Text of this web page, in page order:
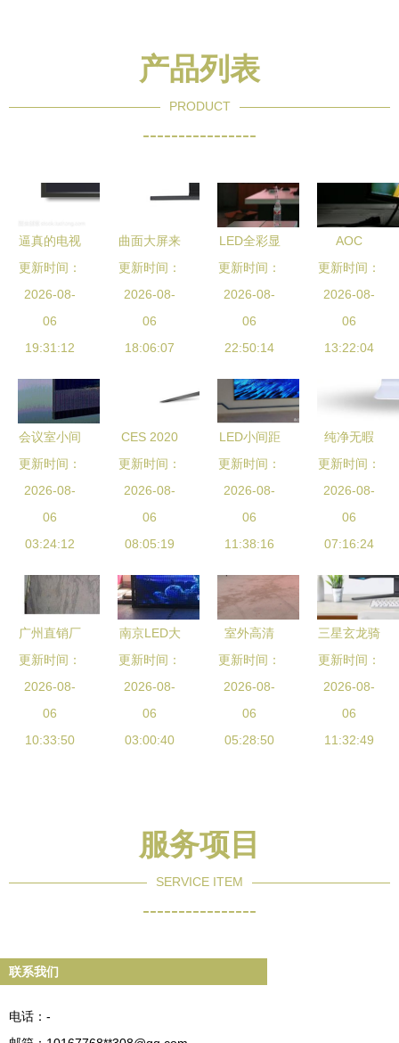
产品列表
PRODUCT
----------------
逼真的电视
屏幕 现代
时尚LED液
晶显示屏的
艺术与科技
更新时间：
2026-08-
06
19:31:12
曲面大屏来
袭 三星
S27E510C
显示器售价
1909元演
更新时间：
2026-08-
06
18:06:07
LED全彩显
示屏可视角
度解析 决
定因素与关
键参数
更新时间：
2026-08-
06
22:50:14
AOC
203Vw液晶
显示器产品
测评 90度
旋转屏的革
更新时间：
2026-08-
06
13:22:04
会议室小间
距led一体
机显示屏解
决方案
更新时间：
2026-08-
06
03:24:12
CES 2020
Mini LED显
示器新品汇
总 1000尼
特峰值亮度
纪元
更新时间：
2026-08-
06
08:05:19
LED小间距
显示屏 重
塑视觉体验
的高清利器
更新时间：
2026-08-
06
11:38:16
纯净无暇
白色电脑显
示器的美学
与实用之道
更新时间：
2026-08-
06
07:16:24
广州直销厂
家供应 室
内Φ3.75高
精度LED显
示屏，品质
更新时间：
2026-08-
06
10:33:50
南京LED大
屏幕制造商
与电子类显
示屏的发展
趋势
更新时间：
2026-08-
06
03:00:40
室外高清
P3全彩显
示屏 揭开
户外视听新
纪元的技术
更新时间：
2026-08-
06
05:28:50
三星玄龙骑
士G65B电
竞显示器评
测 27寸与
32寸如何选
更新时间：
2026-08-
06
11:32:49
服务项目
SERVICE ITEM
----------------
联系我们
电话：-